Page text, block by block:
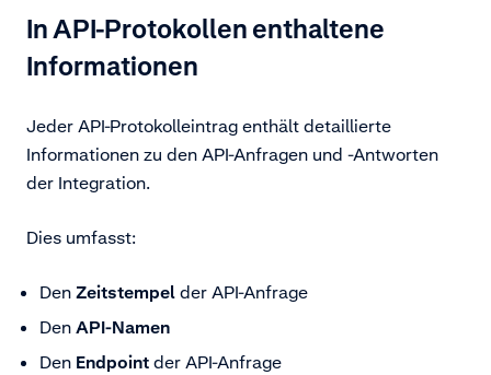
In API-Protokollen enthaltene
Informationen
Jeder API-Protokolleintrag enthält detaillierte
Informationen zu den API-Anfragen und -Antworten
der Integration.
Dies umfasst:
Den Zeitstempel der API-Anfrage
Den API-Namen
Den Endpoint der API-Anfrage